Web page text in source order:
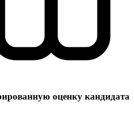
оценку кандидата